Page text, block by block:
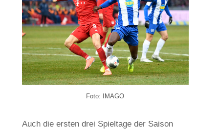
Foto: IMAGO
Auch die ersten drei Spieltage der Saison